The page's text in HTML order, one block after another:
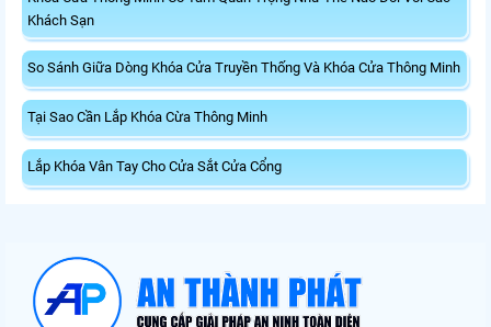
Khách Sạn
So Sánh Giữa Dòng Khóa Cửa Truyền Thống Và Khóa Cửa Thông Minh
Tại Sao Cần Lắp Khóa Cừa Thông Minh
Lắp Khóa Vân Tay Cho Cửa Sắt Cửa Cổng